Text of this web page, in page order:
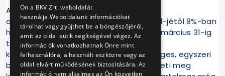
A ma aláírt megállapodás a személyi
alapbérfejlesztés mértékét 2019. április 1-jétől 8%-ban
határozza meg, míg a 2019. január 1-től március 31-ig
tartó időszakra pedig – a bérfejlesztés
kompenzációjaként - egy visszamenőleges, egyszeri
bruttó 105.000 forintos bérkiegészítés illeti meg
Ön a BKV Zrt. weboldalát
használja.Weboldalunk információkat
tárolhat vagy gyűjthet be a böngészőjéről,
amit az oldal sütik segítségével végez. Az
információk vonatkozhatnak Önre mint
felhasználóra, a használt eszközre vagy az
oldal elvárt működésének biztosítására. Az
információ nem alkalmas az Ön közvetlen